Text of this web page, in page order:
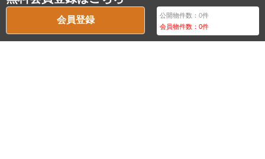
会員登録 公開物件数：0件
会員物件数：0件